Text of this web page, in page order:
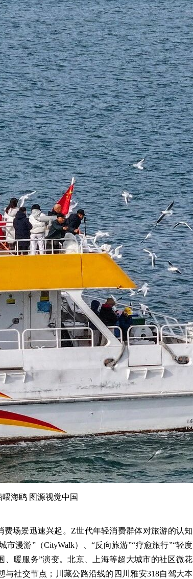
海鸥 图源视觉中国
场景迅速兴起。Z世代年轻消费群体对旅游的认知
漫游”（CityWalk）、“反向旅游”“疗愈旅行”“轻度
暖服务”演变。北京、上海等超大城市的社区微花
社交节点；川藏公路沿线的四川雅安318自驾大本